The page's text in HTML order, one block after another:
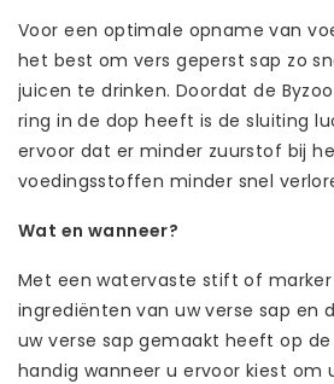
Voor een optimale opname van
het best om vers geperst sap zo
juicen te drinken. Doordat de
ring in de dop heeft is de sluiting
ervoor dat er minder zuurstof bij
voedingsstoffen minder snel
Wat en wanneer?
Met een watervaste stift of
ingrediënten van uw verse sap en
uw verse sap gemaakt heeft op
handig wanneer u ervoor kiest om